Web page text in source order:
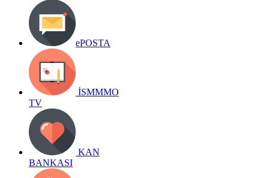
ePOSTA
İSMMMO
TV
KAN
BANKASI